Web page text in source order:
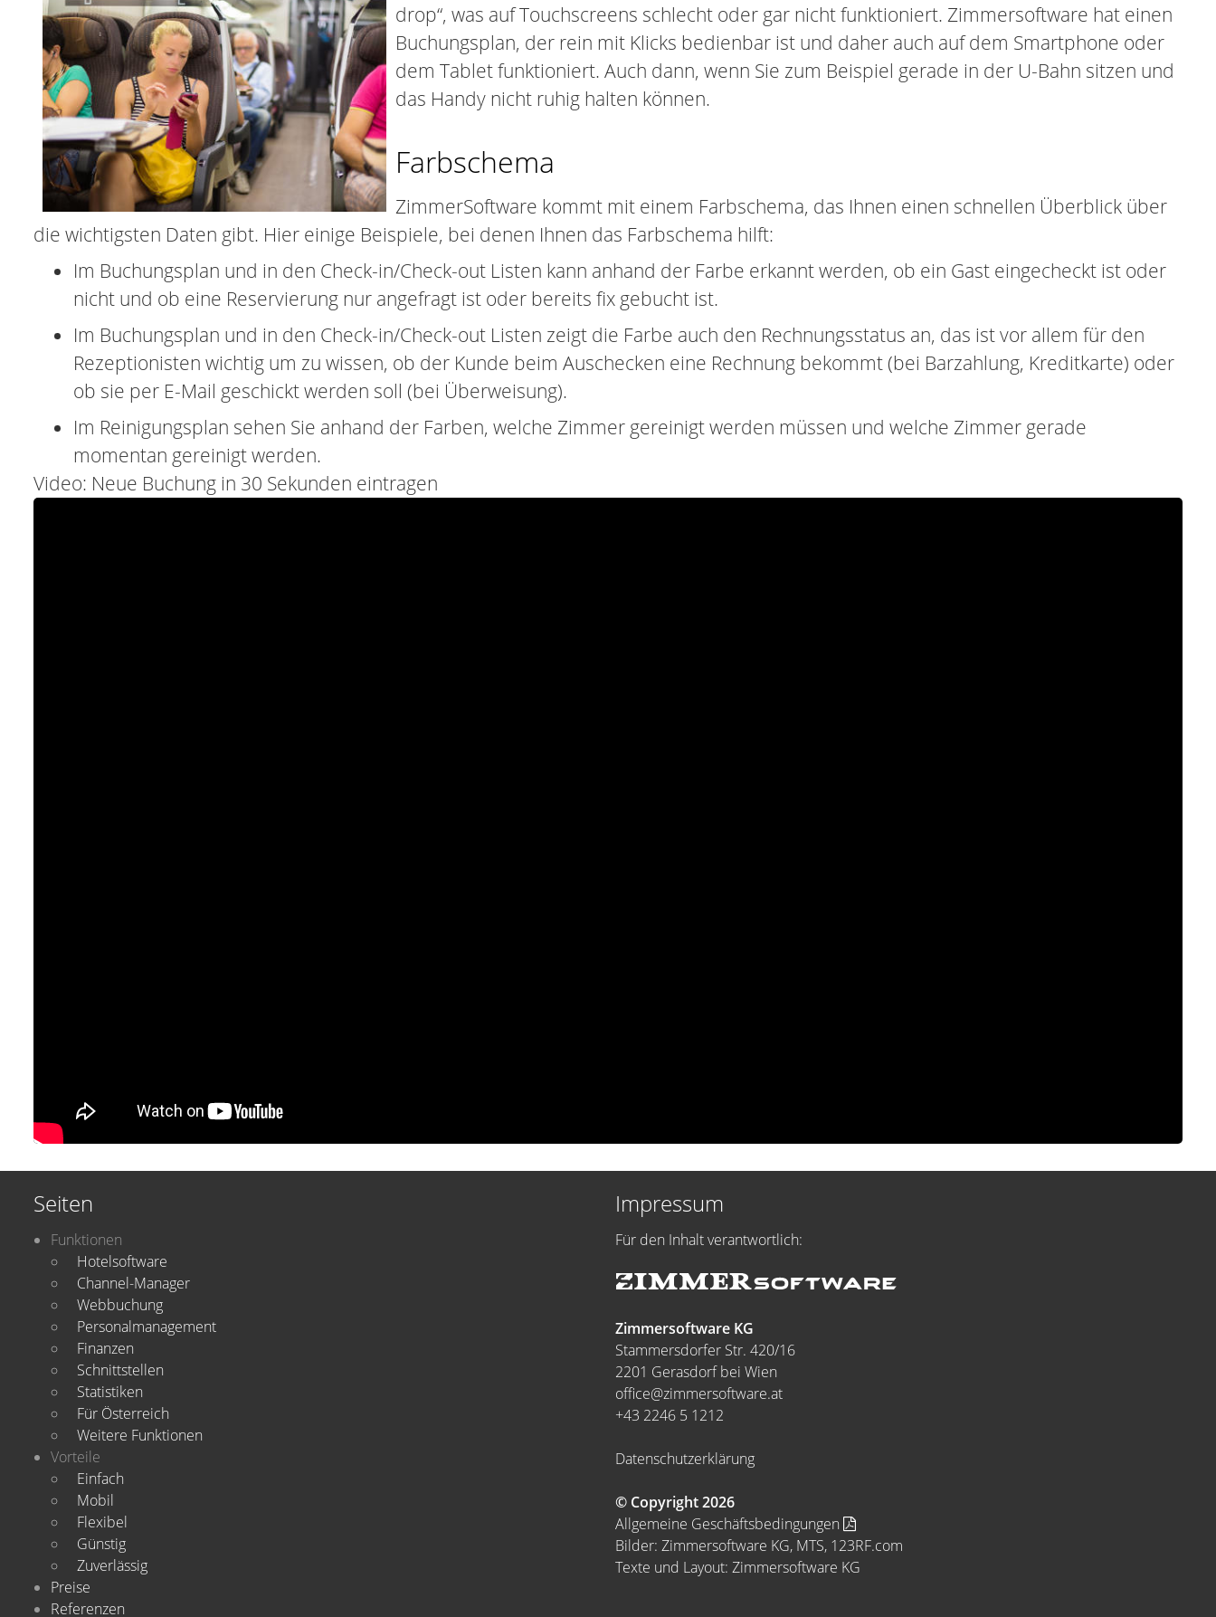
drop“, was auf Touchscreens schlecht oder gar nicht funktioniert. Zimmersoftware hat einen
Buchungsplan, der rein mit Klicks bedienbar ist und daher auch auf dem Smartphone oder
dem Tablet funktioniert. Auch dann, wenn Sie zum Beispiel gerade in der U-Bahn sitzen und
das Handy nicht ruhig halten können.
Farbschema
ZimmerSoftware kommt mit einem Farbschema, das Ihnen einen schnellen Überblick über
die wichtigsten Daten gibt. Hier einige Beispiele, bei denen Ihnen das Farbschema hilft:
Im Buchungsplan und in den Check-in/Check-out Listen kann anhand der Farbe erkannt werden, ob ein Gast eingecheckt ist oder
nicht und ob eine Reservierung nur angefragt ist oder bereits fix gebucht ist.
Im Buchungsplan und in den Check-in/Check-out Listen zeigt die Farbe auch den Rechnungsstatus an, das ist vor allem für den
Rezeptionisten wichtig um zu wissen, ob der Kunde beim Auschecken eine Rechnung bekommt (bei Barzahlung, Kreditkarte) oder
ob sie per E-Mail geschickt werden soll (bei Überweisung).
Im Reinigungsplan sehen Sie anhand der Farben, welche Zimmer gereinigt werden müssen und welche Zimmer gerade
momentan gereinigt werden.
Video: Neue Buchung in 30 Sekunden eintragen
Seiten
Funktionen
Hotelsoftware
Channel-Manager
Webbuchung
Personalmanagement
Finanzen
Schnittstellen
Statistiken
Für Österreich
Weitere Funktionen
Vorteile
Einfach
Mobil
Flexibel
Günstig
Zuverlässig
Preise
Referenzen
Impressum
Für den Inhalt verantwortlich:
Zimmersoftware KG
Stammersdorfer Str. 420/16
2201 Gerasdorf bei Wien
office@zimmersoftware.at
+43 2246 5 1212
Datenschutzerklärung
© Copyright 2026
Allgemeine Geschäftsbedingungen
Bilder: Zimmersoftware KG, MTS, 123RF.com
Texte und Layout: Zimmersoftware KG